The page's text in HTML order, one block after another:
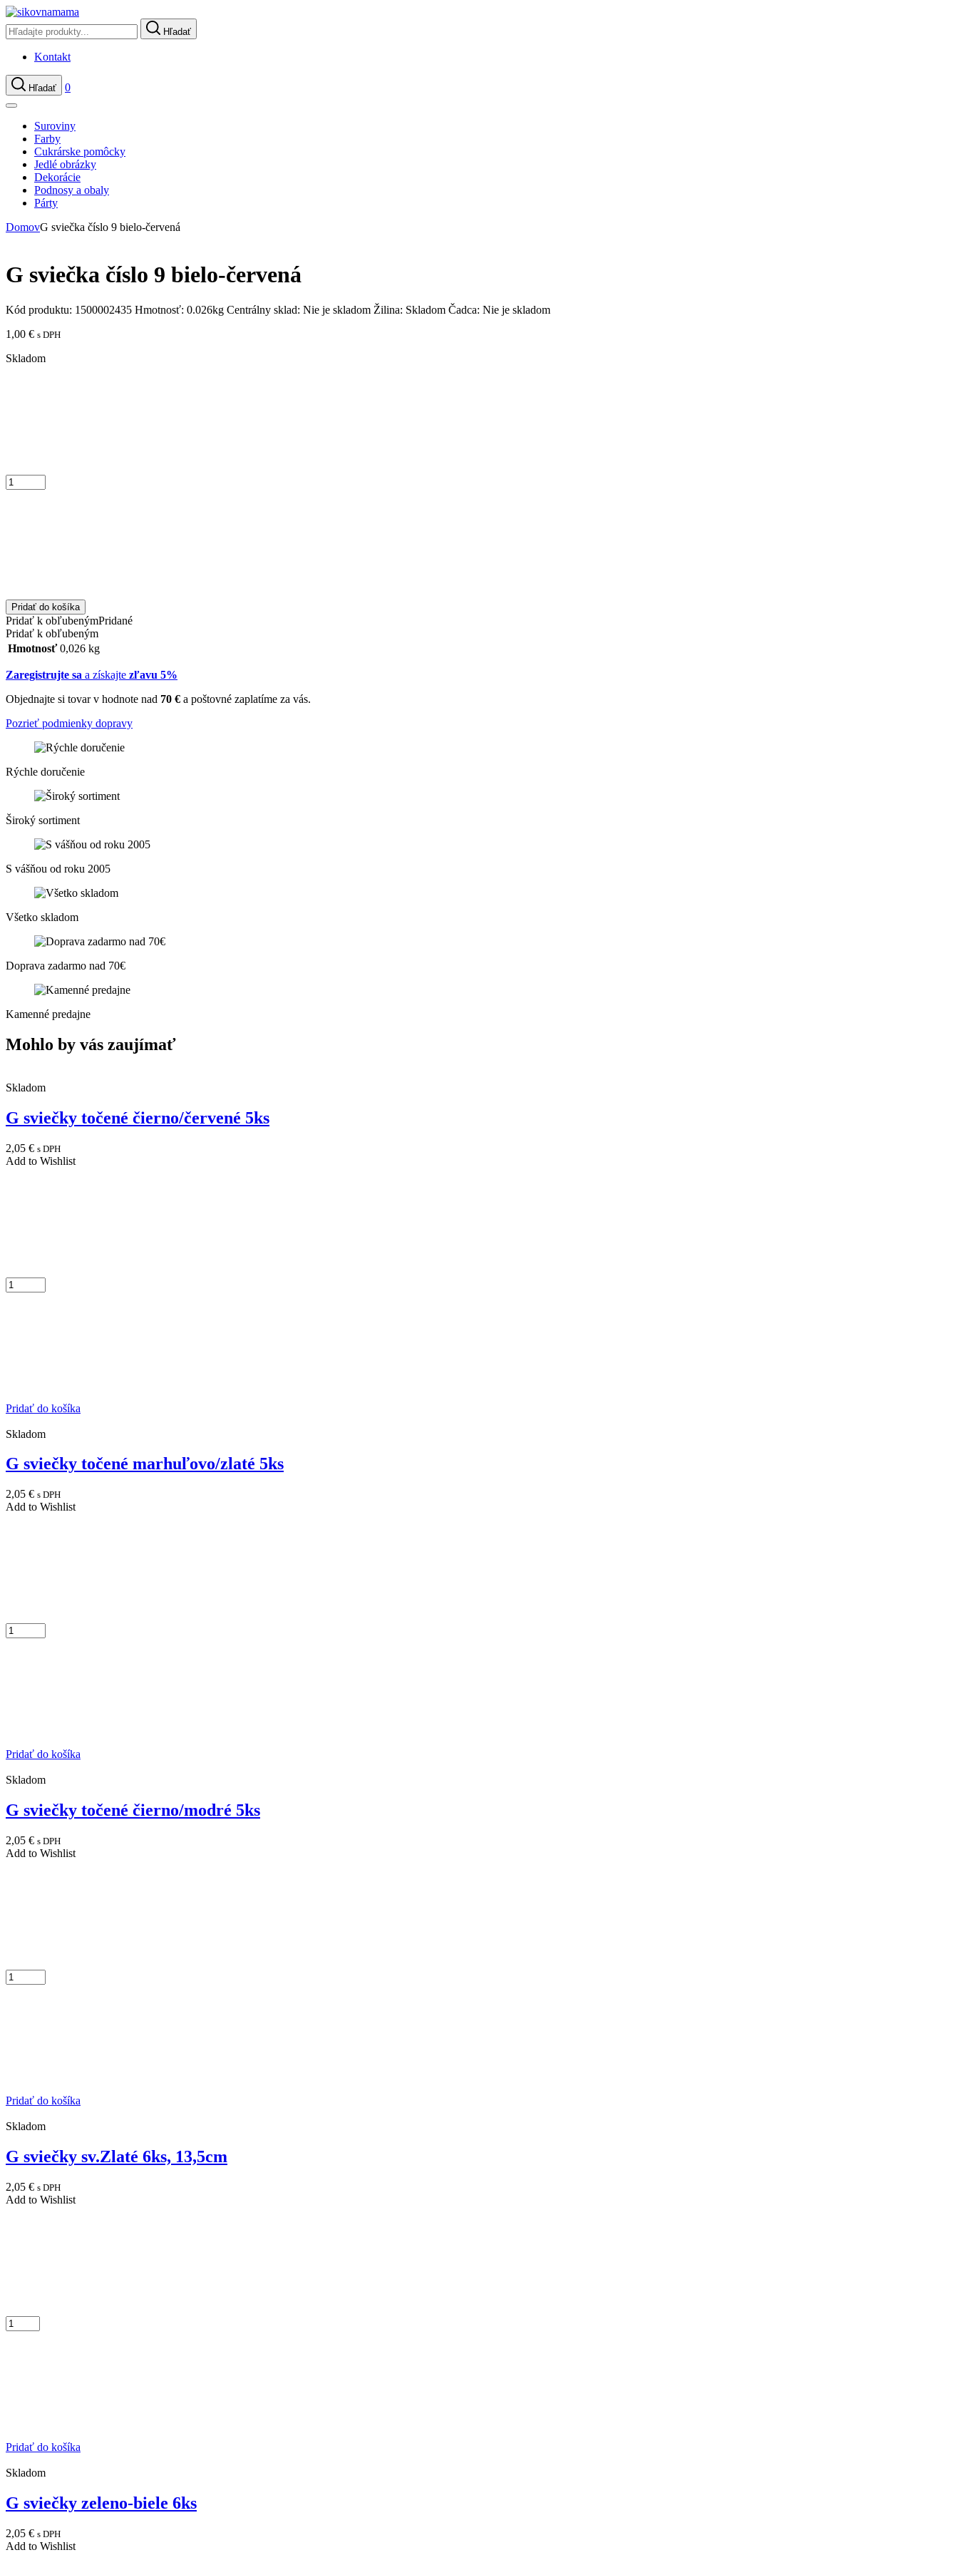
Hľadať
Kontakt
Hľadať 0
Suroviny
Farby
Cukrárske pomôcky
Jedlé obrázky
Dekorácie
Podnosy a obaly
Párty
DomovG sviečka číslo 9 bielo-červená
G sviečka číslo 9 bielo-červená
Kód produktu: 1500002435 Hmotnosť: 0.026kg Centrálny sklad: Nie je skladom Žilina: Skladom Čadca: Nie je skladom
1,00 € s DPH
Skladom
Pridať do košíka
Pridať k obľubenýmPridané
Pridať k obľubeným
Hmotnosť 0,026 kg
Zaregistrujte sa a získajte zľavu 5%
Objednajte si tovar v hodnote nad 70 € a poštovné zaplatíme za vás.
Pozrieť podmienky dopravy
Rýchle doručenie
Široký sortiment
S vášňou od roku 2005
Všetko skladom
Doprava zadarmo nad 70€
Kamenné predajne
Mohlo by vás zaujímať
Skladom
G sviečky točené čierno/červené 5ks
2,05 € s DPH
Add to Wishlist
Pridať do košíka
Skladom
G sviečky točené marhuľovo/zlaté 5ks
2,05 € s DPH
Add to Wishlist
Pridať do košíka
Skladom
G sviečky točené čierno/modré 5ks
2,05 € s DPH
Add to Wishlist
Pridať do košíka
Skladom
G sviečky sv.Zlaté 6ks, 13,5cm
2,05 € s DPH
Add to Wishlist
Pridať do košíka
Skladom
G sviečky zeleno-biele 6ks
2,05 € s DPH
Add to Wishlist